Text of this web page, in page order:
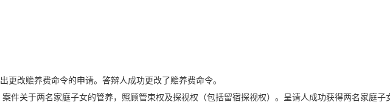
更改赡养费命令的申请。答辩人成功更改了赡养费命令。
件关于两名家庭子女的管养，照顾管束权及探视权（包括留宿探视权）。呈请人成功获得两名家庭子